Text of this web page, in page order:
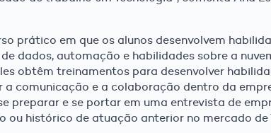
prático em que os alunos desenvolvem
dados, automação e habilidades sobre a
obtêm treinamentos para desenvolver
comunicação e a colaboração dentro da
preparar e se portar em uma entrevista de
ou histórico de atuação anterior no mercado de